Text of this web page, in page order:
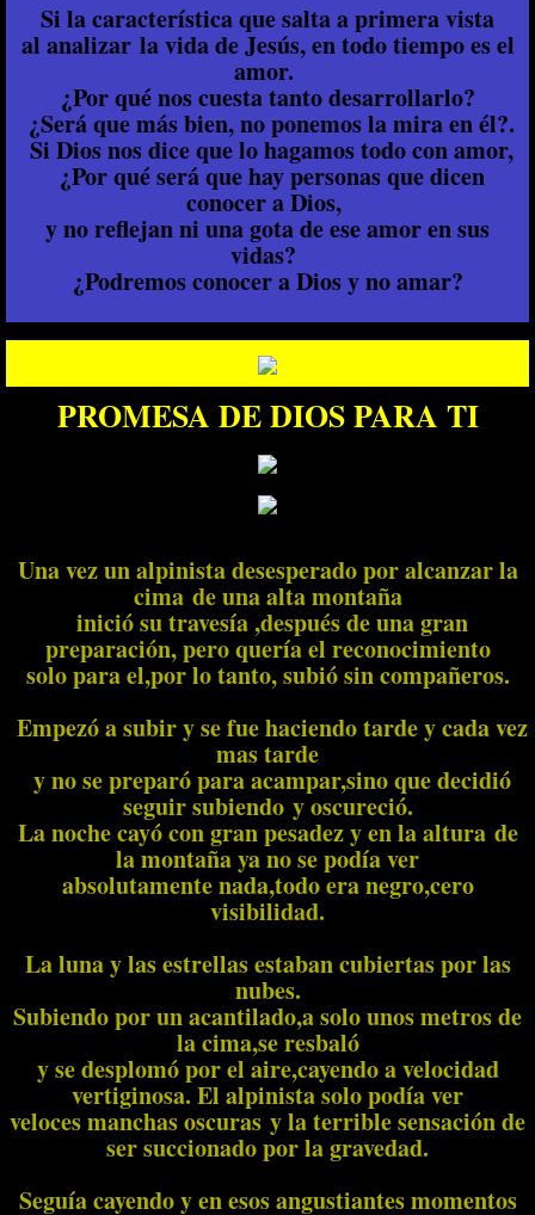
Si la característica que salta a primera vista
al analizar la vida de Jesús, en todo tiempo es el
amor.
¿Por qué nos cuesta tanto desarrollarlo?
¿Será que más bien, no ponemos la mira en él?.
Si Dios nos dice que lo hagamos todo con amor,
¿Por qué será que hay personas que dicen
conocer a Dios,
y no reflejan ni una gota de ese amor en sus
vidas?
¿Podremos conocer a Dios y no amar?
PROMESA DE DIOS PARA TI
Una vez un alpinista desesperado por alcanzar la
cima de una alta montaña
inició su travesía ,después de una gran
preparación, pero quería el reconocimiento
solo para el,por lo tanto, subió sin compañeros.
Empezó a subir y se fue haciendo tarde y cada vez
mas tarde
y no se preparó para acampar,sino que decidió
seguir subiendo y oscureció.
La noche cayó con gran pesadez y en la altura de
la montaña ya no se podía ver
absolutamente nada,todo era negro,cero
visibilidad.
La luna y las estrellas estaban cubiertas por las
nubes.
Subiendo por un acantilado,a solo unos metros de
la cima,se resbaló
y se desplomó por el aire,cayendo a velocidad
vertiginosa. El alpinista solo podía ver
veloces manchas oscuras y la terrible sensación de
ser succionado por la gravedad.
Seguía cayendo y en esos angustiantes momentos